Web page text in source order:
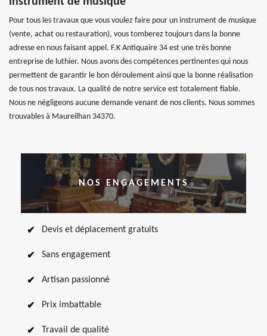
Pour tous les travaux que vous voulez faire pour un instrument de musique
(vente, achat ou restauration), vous tomberez toujours dans la bonne
adresse en nous faisant appel. F.K Antiquaire 34 est une très bonne
entreprise de luthier. Nous avons des compétences pertinentes qui nous
permettent de garantir le bon déroulement ainsi que la bonne réalisation
de tous nos travaux. La qualité de notre service est totalement fiable.
Nous ne négligeons aucune demande venant de nos clients. Nous sommes
trouvables à Maureilhan 34370.
NOS ENGAGEMENTS
Devis et déplacement gratuits
Sans engagement
Artisan passionné
Prix imbattable
Travail de qualité